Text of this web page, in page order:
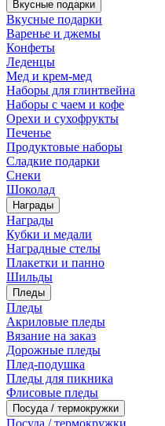
Вкусные подарки
Вкусные подарки
Варенье и джемы
Конфеты
Леденцы
Мед и крем-мед
Наборы для глинтвейна
Наборы с чаем и кофе
Орехи и сухофрукты
Печенье
Продуктовые наборы
Сладкие подарки
Снеки
Шоколад
Награды
Награды
Кубки и медали
Наградные стелы
Плакетки и панно
Шильды
Пледы
Пледы
Акриловые пледы
Вязание на заказ
Дорожные пледы
Плед-подушка
Пледы для пикника
Флисовые пледы
Посуда / термокружки
Посуда / термокружки